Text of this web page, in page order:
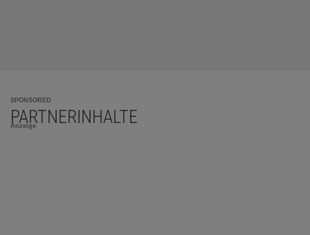
SPONSORED
PARTNERINHALTE
Anzeige